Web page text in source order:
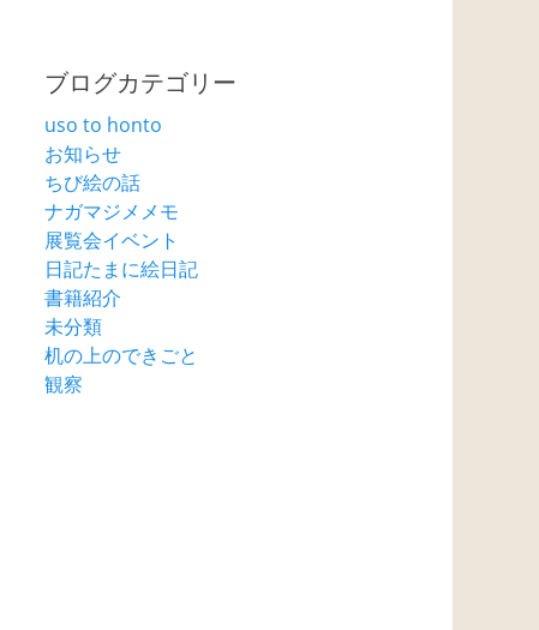
ブログカテゴリー
uso to honto
お知らせ
ちび絵の話
ナガマジメメモ
展覧会イベント
日記たまに絵日記
書籍紹介
未分類
机の上のできごと
観察